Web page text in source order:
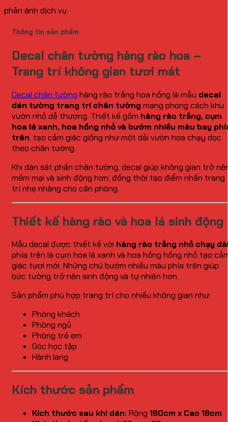
phản ánh dịch vụ
Thông tin sản phẩm
Decal chân tường hàng rào hoa –
Trang trí không gian tươi mát
Decal chân tường hàng rào trắng hoa hồng là mẫu decal
dán tường trang trí chân tường mang phong cách khu
vườn nhỏ dễ thương. Thiết kế gồm hàng rào trắng, cụm
hoa lá xanh, hoa hồng nhỏ và bướm nhiều màu bay
trên, tạo cảm giác giống như một dải vườn hoa chạy dọc
theo chân tường.
Khi dán sát phần chân tường, decal giúp không gian trở
mềm mại và sinh động hơn, đồng thời tạo điểm nhấn trang
trí nhẹ nhàng cho căn phòng.
Thiết kế hàng rào và hoa lá sinh động
Mẫu decal được thiết kế với hàng rào trắng nhỏ chạy
phía trên là cụm hoa lá xanh và hoa hồng hồng nhỏ tạo
giác tươi mới. Những chú bướm nhiều màu phía trên giúp
bức tường trở nên sinh động và tự nhiên hơn.
Sản phẩm phù hợp trang trí cho nhiều không gian như:
Phòng khách
Phòng ngủ
Phòng trẻ em
Góc học tập
Hành lang
Kích thước sản phẩm
Kích thước sau khi dán: Rộng 180cm x Cao 18cm